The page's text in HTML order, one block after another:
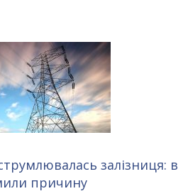
залізниця: в
причину